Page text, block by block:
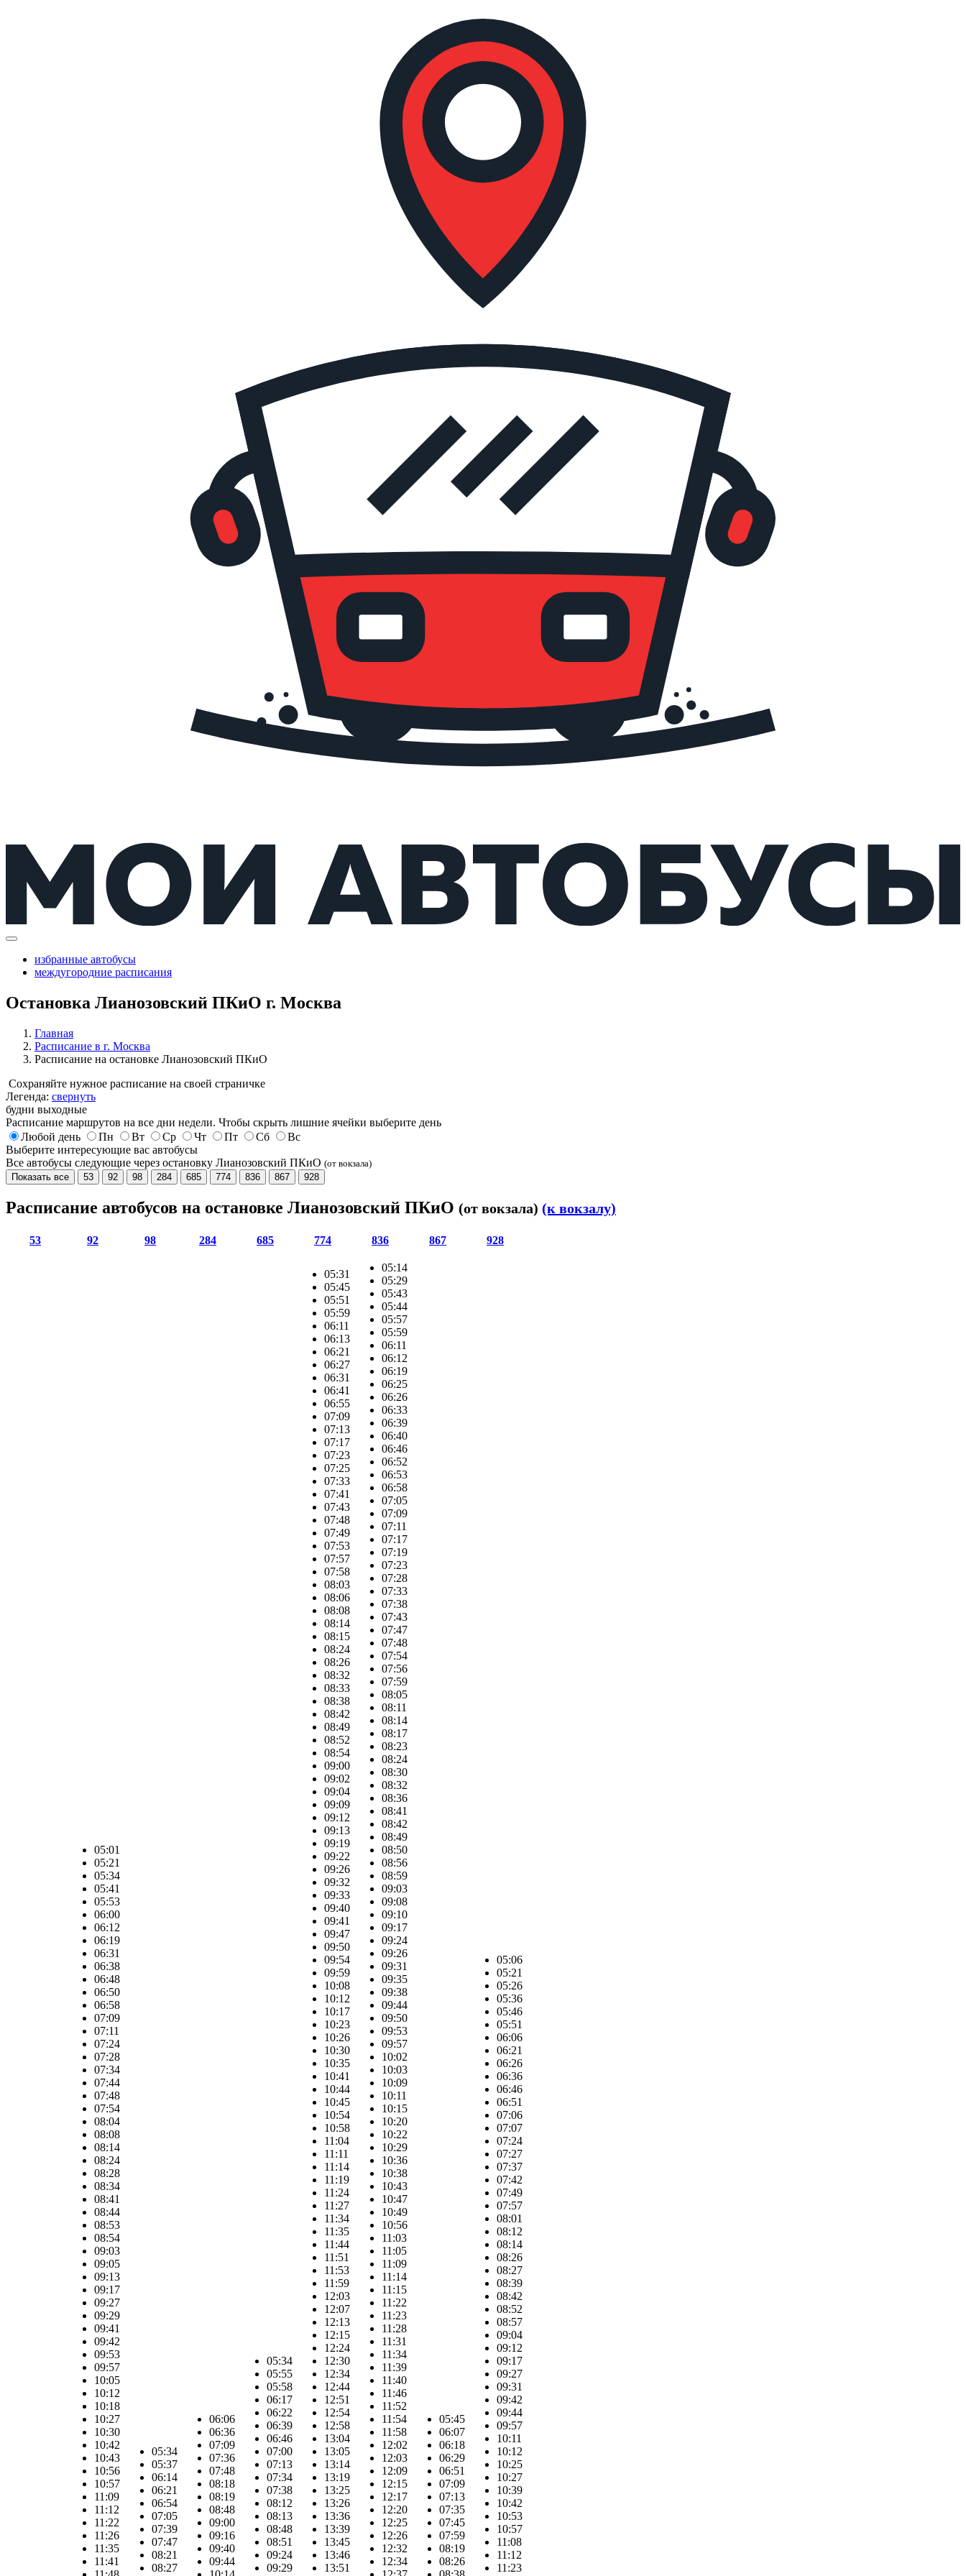
избранные автобусы
междугородние расписания
Остановка Лианозовский ПКиО г. Москва
Главная
Расписание в г. Москва
Расписание на остановке Лианозовский ПКиО
Сохраняйте нужное расписание на своей страничке
Легенда: свернуть
будни выходные
Расписание маршрутов на все дни недели. Чтобы скрыть лишние ячейки выберите день
Любой день
Пн Вт Ср Чт Пт Сб
Вс
Выберите интересующие вас автобусы
Все автобусы следующие через остановку Лианозовский ПКиО (от вокзала)
Показать все
53 92 98 284 685 774 836 867 928
Расписание автобусов на остановке Лианозовский ПКиО (от вокзала) (к вокзалу)
53 92 98 284 685 774 836 867 928
05:01
05:21
05:34
05:41
05:53
06:00
06:12
06:19
06:31
06:38
06:48
06:50
06:58
07:09
07:11
07:24
07:28
07:34
07:44
07:48
07:54
08:04
08:08
08:14
08:24
08:28
08:34
08:41
08:44
08:53
08:54
09:03
09:05
09:13
09:17
09:27
09:29
09:41
09:42
09:53
09:57
10:05
10:12
10:18
10:27
10:30
10:42
10:43
10:56
10:57
11:09
11:12
11:22
11:26
11:35
11:41
05:34
05:37
06:14
06:21
06:54
07:05
07:39
07:47
08:21
08:27
06:06
06:36
07:09
07:36
07:48
08:18
08:19
08:48
09:00
09:16
09:40
09:44
05:34
05:55
05:58
06:17
06:22
06:39
06:46
07:00
07:13
07:34
07:38
08:12
08:13
08:48
08:51
09:24
09:29
05:31
05:45
05:51
05:59
06:11
06:13
06:21
06:27
06:31
06:41
06:55
07:09
07:13
07:17
07:23
07:25
07:33
07:41
07:43
07:48
07:49
07:53
07:57
07:58
08:03
08:06
08:08
08:14
08:15
08:24
08:26
08:32
08:33
08:38
08:42
08:49
08:52
08:54
09:00
09:02
09:04
09:09
09:12
09:13
09:19
09:22
09:26
09:32
09:33
09:40
09:41
09:47
09:50
09:54
09:59
10:08
10:12
10:17
10:23
10:26
10:30
10:35
10:41
10:44
10:45
10:54
10:58
11:04
11:11
11:14
11:19
11:24
11:27
11:34
11:35
11:44
11:51
11:53
11:59
12:03
12:07
12:13
12:15
12:24
12:30
12:34
12:44
12:51
12:54
12:58
13:04
13:05
13:14
13:19
13:25
13:26
13:36
13:39
13:45
13:46
13:51
05:14
05:29
05:43
05:44
05:57
05:59
06:11
06:12
06:19
06:25
06:26
06:33
06:39
06:40
06:46
06:52
06:53
06:58
07:05
07:09
07:11
07:17
07:19
07:23
07:28
07:33
07:38
07:43
07:47
07:48
07:54
07:56
07:59
08:05
08:11
08:14
08:17
08:23
08:24
08:30
08:32
08:36
08:41
08:42
08:49
08:50
08:56
08:59
09:03
09:08
09:10
09:17
09:24
09:26
09:31
09:35
09:38
09:44
09:50
09:53
09:57
10:02
10:03
10:09
10:11
10:15
10:20
10:22
10:29
10:36
10:38
10:43
10:47
10:49
10:56
11:03
11:05
11:09
11:14
11:15
11:22
11:23
11:28
11:31
11:34
11:39
11:40
11:46
11:52
11:54
11:58
12:02
12:03
12:09
12:15
12:17
12:20
12:25
12:26
12:32
12:34
05:45
06:07
06:18
06:29
06:51
07:09
07:13
07:35
07:45
07:59
08:19
08:26
05:06
05:21
05:26
05:36
05:46
05:51
06:06
06:21
06:26
06:36
06:46
06:51
07:06
07:07
07:24
07:27
07:37
07:42
07:49
07:57
08:01
08:12
08:14
08:26
08:27
08:39
08:42
08:52
08:57
09:04
09:12
09:17
09:27
09:31
09:42
09:44
09:57
10:11
10:12
10:25
10:27
10:39
10:42
10:53
10:57
11:08
11:12
11:23